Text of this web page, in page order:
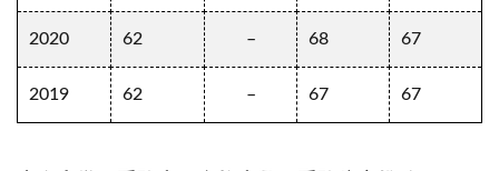
2020 62 – 68 67
2019 62 – 67 67